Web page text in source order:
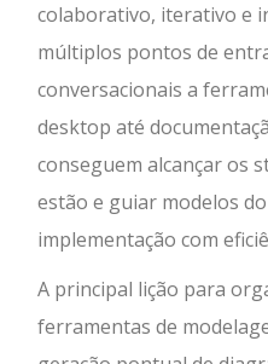
colaborativo, iterativo e
múltiplos pontos de
conversacionais a
desktop até
conseguem alcançar os
estão e guiar modelos
implementação com
A principal lição para
ferramentas de